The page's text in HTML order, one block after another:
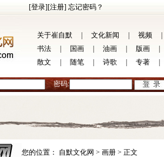
[登录][注册] 忘记密码？
关于崔自默 文化新闻 视频
书法
国画 油画 版画
散文
随笔 诗歌 专著
密码:
您的位置： 自默文化网 > 画册 > 正文